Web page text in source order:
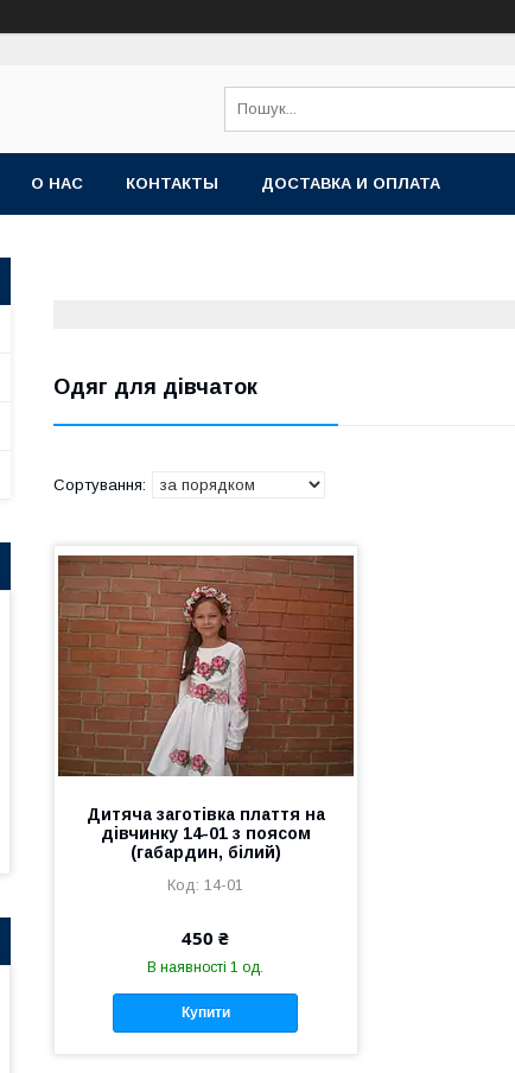
О НАС КОНТАКТЫ ДОСТАВКА И ОПЛАТА
Одяг для дівчаток
Дитяча заготівка плаття на
дівчинку 14-01 з поясом
(габардин, білий)
14-01
450 ₴
В наявності 1 од.
Купити